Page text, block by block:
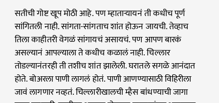
सतीची गोष्ट खूप मोठी आहे. पण म्हाताऱ्यायनं ती कधीच पूर्ण
सांगितली नाही. सांगता-सांगताच शांत होऊन जायची. तेव्हाच
तिला काहीतरी वेगळं सांगायचं असायचं. पण आपण बारकं
असल्यानं आपल्याला ते कधीच कळालं नाही. चिल्लार
तोडल्यानंतरही ती तशीच शांत झालेली. घरातले सगळे आनंदात
होते. बोअरला पाणी लागलं होतं. पाणी आणण्यासाठी विहिरीला
जावं लागणार नव्हतं. चिल्लारीखालची म्हैस बांधण्याची जागा